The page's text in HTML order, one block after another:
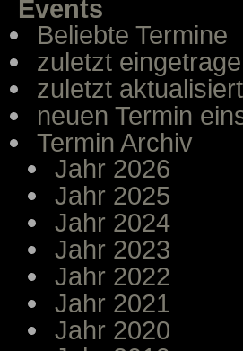
Events
Beliebte Termine
zuletzt
zuletzt aktualisiert
neuen Termin
Termin Archiv
Jahr 2026
Jahr 2025
Jahr 2024
Jahr 2023
Jahr 2022
Jahr 2021
Jahr 2020